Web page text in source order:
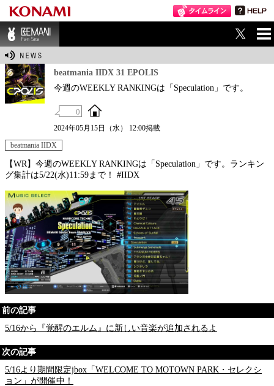
BEMANI Fan Sit
beatmania IIDX 31 EPOLIS
今週のWEEKLY RANKINGは「Speculation」です。
0
2024年05月15日（水） 12:00掲載
beatmania IIDX
【WR】今週のWEEKLY RANKINGは「Speculation」です。ランキン
グ集計は5/22(水)11:59まで！ #IIDX
前の記事
5/16から『覚醒のエルム』に新しい音楽が追加されるよ
次の記事
5/16より期間限定jbox「WELCOME TO MOTOWN PARK・セレクシ
ョン」が開催中！